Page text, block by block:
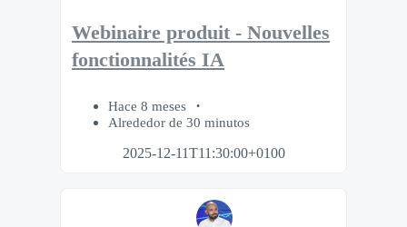
Webinaire produit - Nouvelles
fonctionnalités IA
Hace 8 meses
Alrededor de 30 minutos
2025-12-11T11:30:00+0100